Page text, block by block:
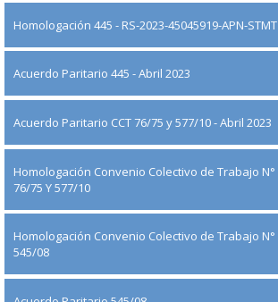
Homologación 445 - RS-2023-45045919-APN-STMT
Acuerdo Paritario 445 - Abril 2023
Acuerdo Paritario CCT 76/75 y 577/10 - Abril 2023
Homologación Convenio Colectivo de Trabajo N°
76/75 Y 577/10
Homologación Convenio Colectivo de Trabajo N°
545/08